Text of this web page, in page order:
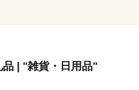
品 | "雑貨・日用品"